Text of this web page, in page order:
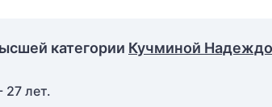
категории Кучминой
27 лет.